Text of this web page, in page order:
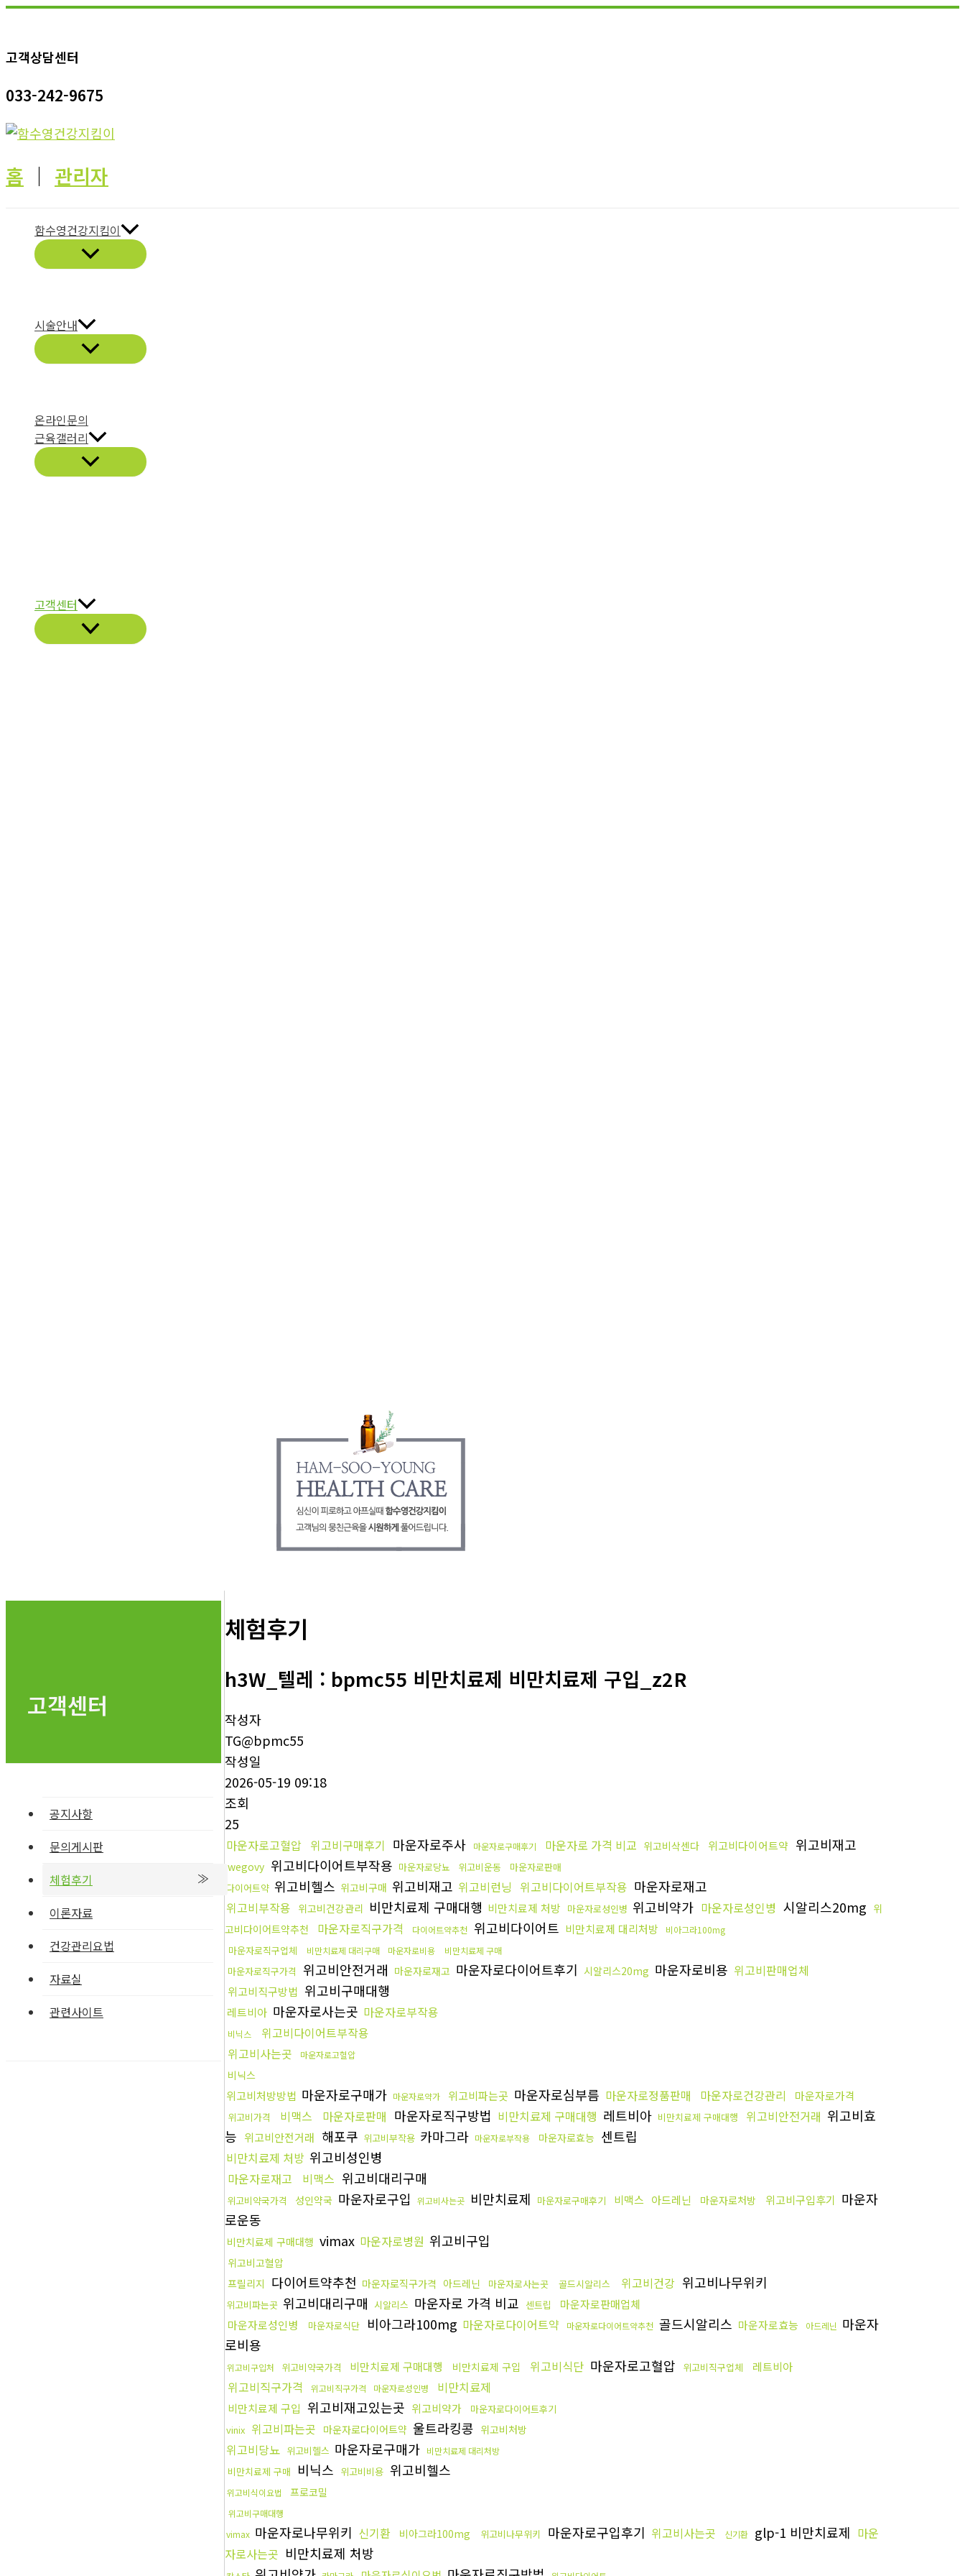
콘
츠
건
너
뛰
고객상담센터
033-242-9675
홈 │ 관리자
함수영건강지킴이
시술안내
온라인문의
근육갤러리
고객센터
고객센터
공지사항
문의게시판
체험후기
이론자료
건강관리요법
자료실
관련사이트
체험후기
h3W_텔레 : bpmc55 비만치료제 비만치료제 구입_z2R
작성자
TG@bpmc55
작성일
2026-05-19 09:18
조회
25
마운자로고혈압 위고비구매후기 마운자로주사 마운자로구매후기 마운자로 가격 비교 위고비삭센다 위고비다이어트약 위고비재고
wegovy 위고비다이어트부작용 마운자로당뇨 위고비운동
마운자로판매
다이어트약 위고비헬스 위고비구매 위고비재고 위고비런닝 위고비다이어트부작용 마운자로재고
위고비부작용 위고비건강관리 비만치료제 구매대행 비만치료제 처방 마운자로성인병 위고비약가 마운자로성인병 시알리스20mg 위
고비다이어트약추천
마운자로직구가격 다이어트약추천 위고비다이어트 비만치료제 대리처방 비아그라100mg
마운자로직구업체 비만치료제 대리구매 마운자로비용 비만치료제 구매
마운자로직구가격 위고비안전거래 마운자로재고 마운자로다이어트후기 시알리스20mg 마운자로비용 위고비판매업체
위고비직구방법 위고비구매대행
레트비아 마운자로사는곳 마운자로부작용
비닉스
위고비다이어트부작용
위고비사는곳
마운자로고혈압
비닉스
위고비처방방법 마운자로구매가 마운자로약가 위고비파는곳 마운자로심부름 마운자로정품판매 마운자로건강관리 마운자로가격
위고비가격 비맥스 마운자로판매 마운자로직구방법 비만치료제 구매대행 레트비아 비만치료제 구매대행 위고비안전거래 위고비효
능 위고비안전거래 해포쿠 위고비부작용 카마그라 마운자로부작용 마운자로효능 센트립
비만치료제 처방 위고비성인병
마운자로재고 비맥스 위고비대리구매
위고비약국가격 성인약국 마운자로구입 위고비사는곳 비만치료제 마운자로구매후기 비맥스 아드레닌 마운자로처방 위고비구입후기 마운자
로운동
비만치료제 구매대행 vimax 마운자로병원 위고비구입
위고비고혈압
프릴리지 다이어트약추천 마운자로직구가격 아드레닌 마운자로사는곳 골드시알리스 위고비건강 위고비나무위키
위고비파는곳 위고비대리구매 시알리스 마운자로 가격 비교 센트립
마운자로판매업체
마운자로성인병
마운자로식단 비아그라100mg 마운자로다이어트약 마운자로다이어트약추천 골드시알리스 마운자로효능 아드레닌 마운자
로비용
위고비구입처 위고비약국가격 비만치료제 구매대행 비만치료제 구입 위고비식단 마운자로고혈압 위고비직구업체 레트비아
위고비직구가격 위고비직구가격 마운자로성인병 비만치료제
비만치료제 구입 위고비재고있는곳 위고비약가
마운자로다이어트후기
vinix 위고비파는곳 마운자로다이어트약 울트라킹콩 위고비처방
위고비당뇨 위고비헬스 마운자로구매가 비만치료제 대리처방
비만치료제 구매 비닉스 위고비비용 위고비헬스
위고비식이요법 프로코밀
위고비구매대행
vimax 마운자로나무위키 신기환 비아그라100mg 위고비나무위키 마운자로구입후기 위고비사는곳 신기환 glp-1 비만치료제 마운
자로사는곳 비만치료제 처방